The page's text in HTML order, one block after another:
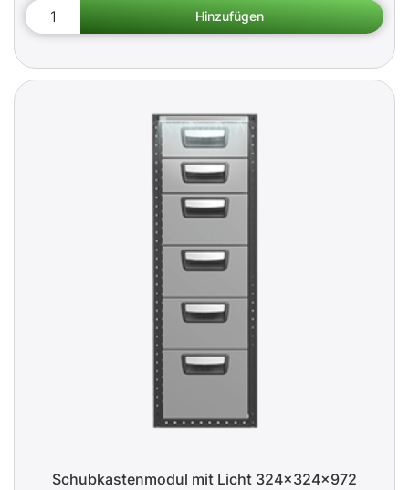
Schubkastenmodul mit Licht 324x324x972